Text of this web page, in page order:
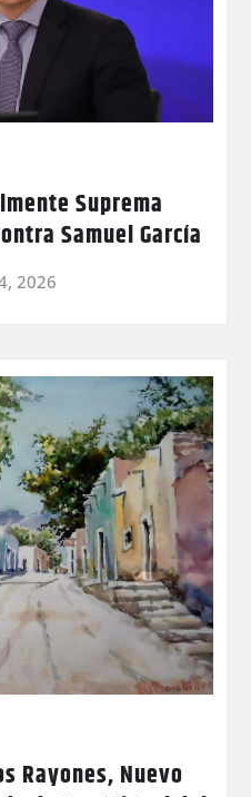
Suprema
Samuel García
2026
Rayones, Nuevo